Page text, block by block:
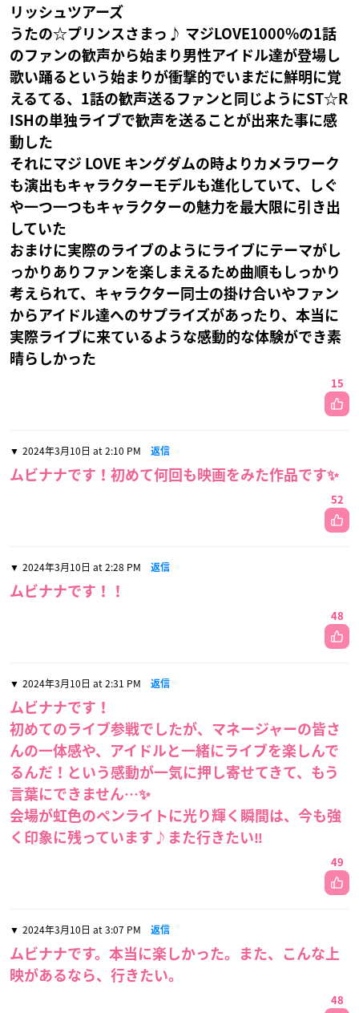
リッシュツアーズ
うたの☆プリンスさまっ♪ マジLOVE1000%の1話
のファンの歓声から始まり男性アイドル達が登場し
歌い踊るという始まりが衝撃的でいまだに鮮明に覚
えるてる、1話の歓声送るファンと同じようにST☆R
ISHの単独ライブで歓声を送ることが出来た事に感
動した
それにマジ LOVE キングダムの時よりカメラワーク
も演出もキャラクターモデルも進化していて、しぐ
や一つ一つもキャラクターの魅力を最大限に引き出
していた
おまけに実際のライブのようにライブにテーマがし
っかりありファンを楽しまえるため曲順もしっかり
考えられて、キャラクター同士の掛け合いやファン
からアイドル達へのサプライズがあったり、本当に
実際ライブに来ているような感動的な体験ができ素
晴らしかった
15
2024年3月10日 at 2:10 PM 返信
ムビナナです！初めて何回も映画をみた作品です✨
52
2024年3月10日 at 2:28 PM 返信
ムビナナです！！
48
2024年3月10日 at 2:31 PM 返信
ムビナナです！
初めてのライブ参戦でしたが、マネージャーの皆さ
んの一体感や、アイドルと一緒にライブを楽しんで
るんだ！という感動が一気に押し寄せてきて、もう
言葉にできません…✨
会場が虹色のペンライトに光り輝く瞬間は、今も強
く印象に残っています♪また行きたい‼︎
49
2024年3月10日 at 3:07 PM 返信
ムビナナです。本当に楽しかった。また、こんな上
映があるなら、行きたい。
48